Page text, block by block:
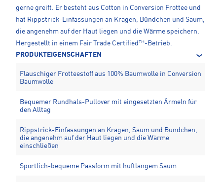
gerne greift. Er besteht aus Cotton in Conversion Frottee und
hat Rippstrick-Einfassungen an Kragen, Bündchen und Saum,
die angenehm auf der Haut liegen und die Wärme speichern.
Hergestellt in einem Fair Trade Certified™-Betrieb.
PRODUKTEIGENSCHAFTEN
Flauschiger Frotteestoff aus 100% Baumwolle in Conversion
Baumwolle
Bequemer Rundhals-Pullover mit eingesetzten Ärmeln für
den Alltag
Rippstrick-Einfassungen an Kragen, Saum und Bündchen,
die angenehm auf der Haut liegen und die Wärme
einschließen
Sportlich-bequeme Passform mit hüftlangem Saum